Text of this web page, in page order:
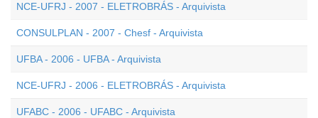
NCE-UFRJ - 2007 - ELETROBRÁS - Arquivista
CONSULPLAN - 2007 - Chesf - Arquivista
UFBA - 2006 - UFBA - Arquivista
NCE-UFRJ - 2006 - ELETROBRÁS - Arquivista
UFABC - 2006 - UFABC - Arquivista